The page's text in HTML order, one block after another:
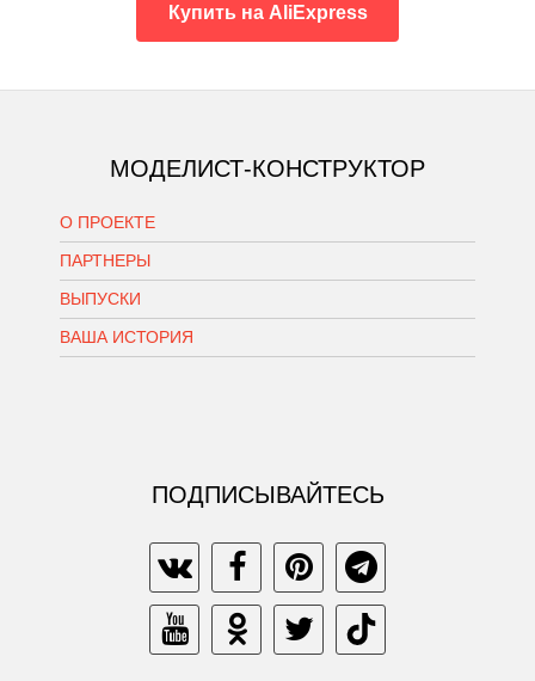
Купить на AliExpress
МОДЕЛИСТ-КОНСТРУКТОР
О ПРОЕКТЕ
ПАРТНЕРЫ
ВЫПУСКИ
ВАША ИСТОРИЯ
ПОДПИСЫВАЙТЕСЬ